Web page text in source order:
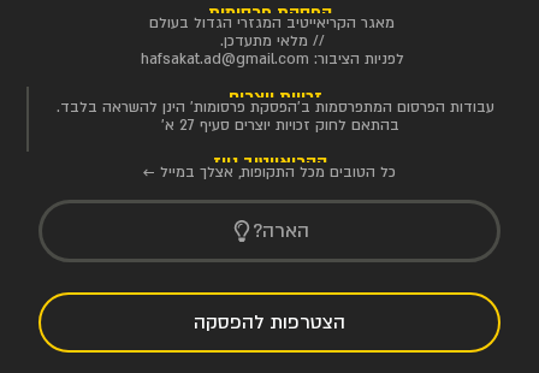
הפסקת פרסומות
מאגר הקריאייטיב המגזרי הגדול בעולם
// מלאי מתעדכן.
לפניות הציבור: hafsakat.ad@gmail.com
זכויות יוצרים
עבודות הפרסום המתפרסמות ב'הפסקת פרסומות' הינן להשראה בלבד.
בהתאם לחוק זכויות יוצרים סעיף 27 א'
הקריאייטיב ניוז
כל הטובים מכל התקופות, אצלך במייל ←
הארה?
הצטרפות להפסקה